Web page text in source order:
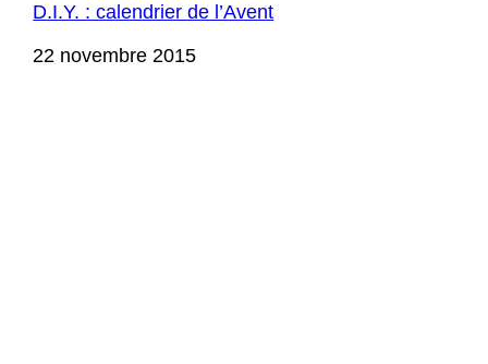
D.I.Y. : calendrier de l’Avent
Date
22 novembre 2015